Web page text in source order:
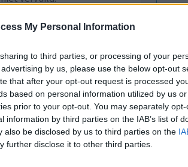
My Personal Information
to third parties, or processing of your
by us, please use the below opt-out
that after your opt-out request is processed
based on personal information utilized by us
prior to your opt-out. You may separately
information by third parties on the IAB’s list of
also be disclosed by us to third parties on the
further disclose it to other third parties.
uitspraken over het veilig
blijven innemen.”
Link naar nieuwsbericht
algehele tevredenheid